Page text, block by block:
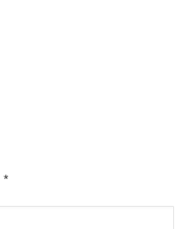
*